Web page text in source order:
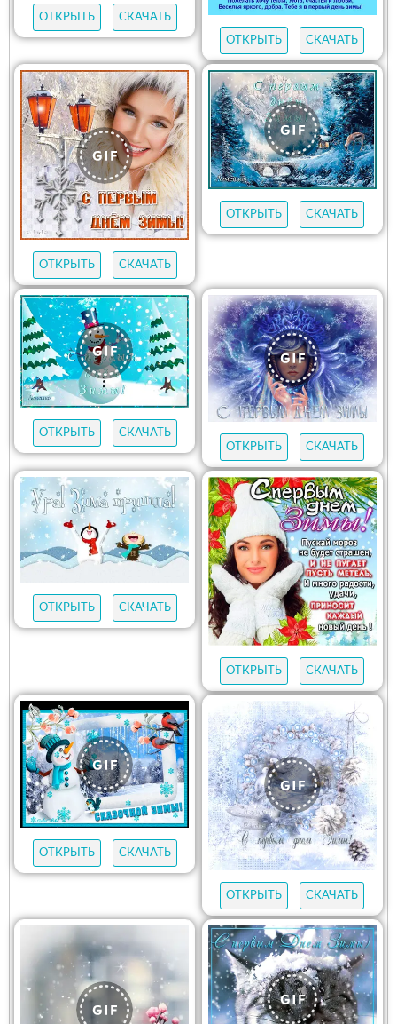
ОТКРЫТЬ СКАЧАТЬ
ОТКРЫТЬ СКАЧАТЬ
ОТКРЫТЬ СКАЧАТЬ
ОТКРЫТЬ СКАЧАТЬ
ОТКРЫТЬ
СКАЧАТЬ
ОТКРЫТЬ
СКАЧАТЬ
ОТКРЫТЬ СКАЧАТЬ
ОТКРЫТЬ СКАЧАТЬ
ОТКРЫТЬ СКАЧАТЬ
ОТКРЫТЬ СКАЧАТЬ